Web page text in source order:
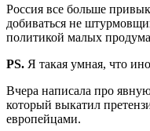
Россия все больше
добиваться не
политикой малых
PS. Я такая умная, что
Вчера написала про
который выкатил
европейцами.